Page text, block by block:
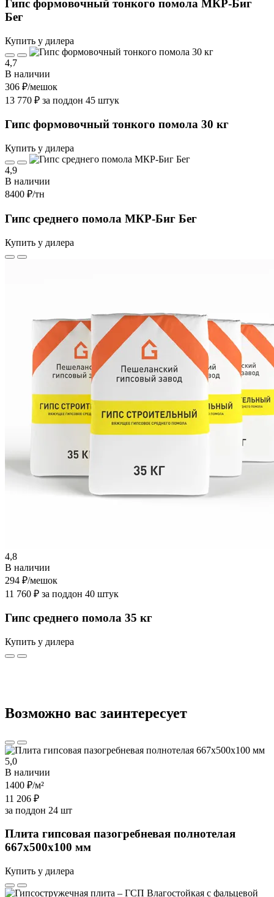
Гипс формовочный тонкого помола МКР-Биг
Бег
Купить у дилера
4,7
В наличии
306 ₽/мешок
13 770 ₽ за поддон 45 штук
Гипс формовочный тонкого помола 30 кг
Купить у дилера
4,9
В наличии
8400 ₽/тн
Гипс среднего помола МКР-Биг Бег
Купить у дилера
4,8
В наличии
294 ₽/мешок
11 760 ₽ за поддон 40 штук
Гипс среднего помола 35 кг
Купить у дилера
Возможно вас заинтересует
5,0
В наличии
1400 ₽/м²
11 206 ₽
за поддон 24 шт
Плита гипсовая пазогребневая полнотелая
667х500х100 мм
Купить у дилера